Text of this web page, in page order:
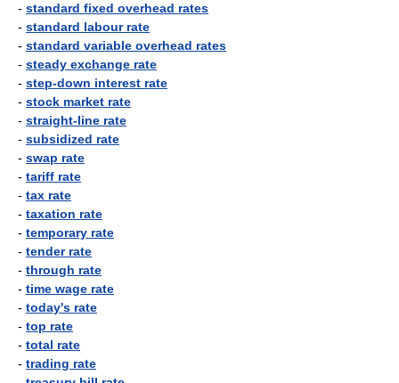
- standard fixed overhead rates
- standard labour rate
- standard variable overhead rates
- steady exchange rate
- step-down interest rate
- stock market rate
- straight-line rate
- subsidized rate
- swap rate
- tariff rate
- tax rate
- taxation rate
- temporary rate
- tender rate
- through rate
- time wage rate
- today's rate
- top rate
- total rate
- trading rate